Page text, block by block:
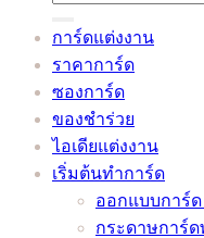
for:
การ์ดแต่งงาน
ราคาการ์ด
ซองการ์ด
ของชำร่วย
ไอเดียแต่งงาน
เริ่มต้นทำการ์ด
ออกแบบการ์
กระดาษการ์ด